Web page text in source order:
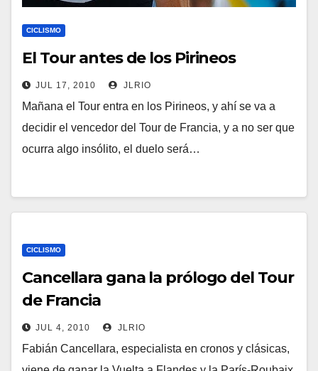
CICLISMO
El Tour antes de los Pirineos
JUL 17, 2010 JLRIO
Mañana el Tour entra en los Pirineos, y ahí se va a
decidir el vencedor del Tour de Francia, y a no ser que
ocurra algo insólito, el duelo será…
CICLISMO
Cancellara gana la prólogo del Tour
de Francia
JUL 4, 2010 JLRIO
Fabián Cancellara, especialista en cronos y clásicas,